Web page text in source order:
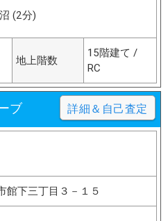
(2分)
地上階数
15階建て /
RC
ブ 詳細＆自己査定
館下三丁目３－１５